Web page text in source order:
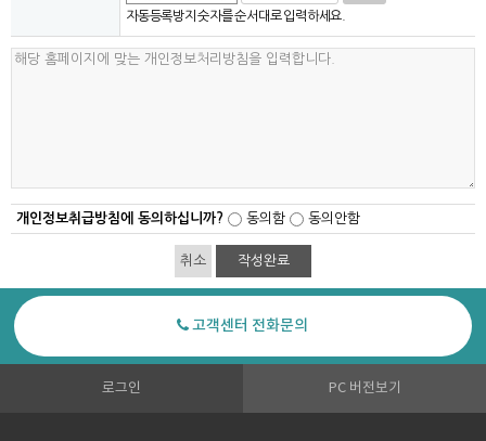
자동등록방지 숫자를 순서대로 입력하세요.
개인정보취급방침에 동의하십니까? 동의함 동의안함
취소
고객센터 전화문의
로그인 PC 버전보기